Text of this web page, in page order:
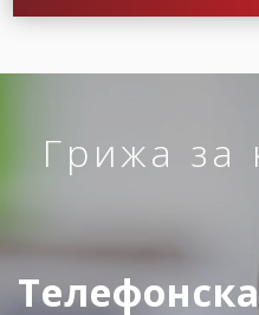
Грижа за
Телефонска